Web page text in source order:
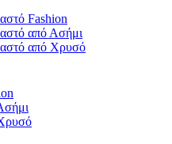
Fashion
από Ασήμι
από Χρυσό